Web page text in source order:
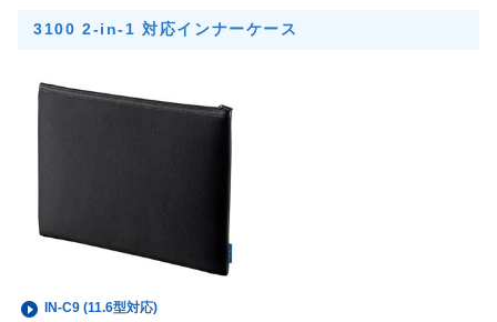
3100 2-in-1 対応インナーケース
IN-C9 (11.6型対応)